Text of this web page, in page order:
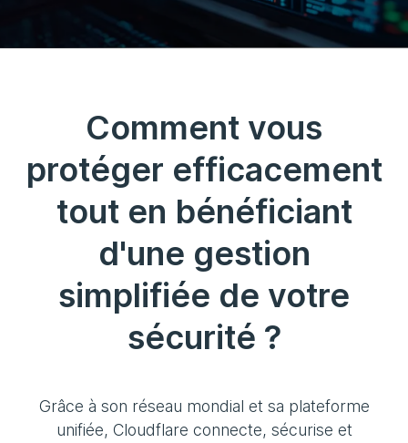
Comment vous
protéger efficacement
tout en bénéficiant
d'une gestion
simplifiée de votre
sécurité ?
Grâce à son réseau mondial et sa plateforme
unifiée, Cloudflare connecte, sécurise et